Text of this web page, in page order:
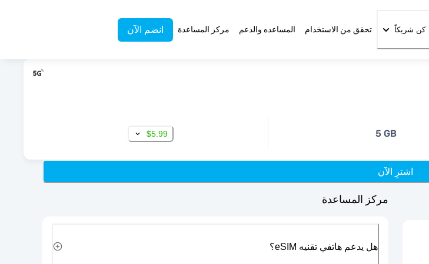
كن شريكاً تحقق من الاستخدام المساعده والدعم مركز المساعدة انضم الآن
5 GB
$5.99
اشترِ الآن
مركز المساعدة
هل يدعم هاتفي تقنيه eSIM؟